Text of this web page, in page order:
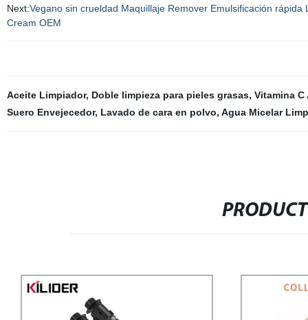
Next:Vegano sin crueldad Maquillaje Remover Emulsificación
Cream OEM
Aceite Limpiador, Doble limpieza para pieles grasas, Vitamina
Suero Envejecedor, Lavado de cara en polvo, Agua Micelar